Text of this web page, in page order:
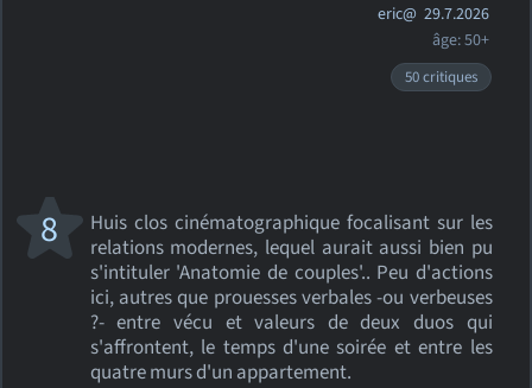
eric@ 29.7.2026
âge: 50+
50 critiques
Huis clos cinématographique focalisant sur les
relations modernes, lequel aurait aussi bien pu
s'intituler 'Anatomie de couples'.. Peu d'actions
ici, autres que prouesses verbales -ou verbeuses
?- entre vécu et valeurs de deux duos qui
s'affrontent, le temps d'une soirée et entre les
quatre murs d'un appartement.
8